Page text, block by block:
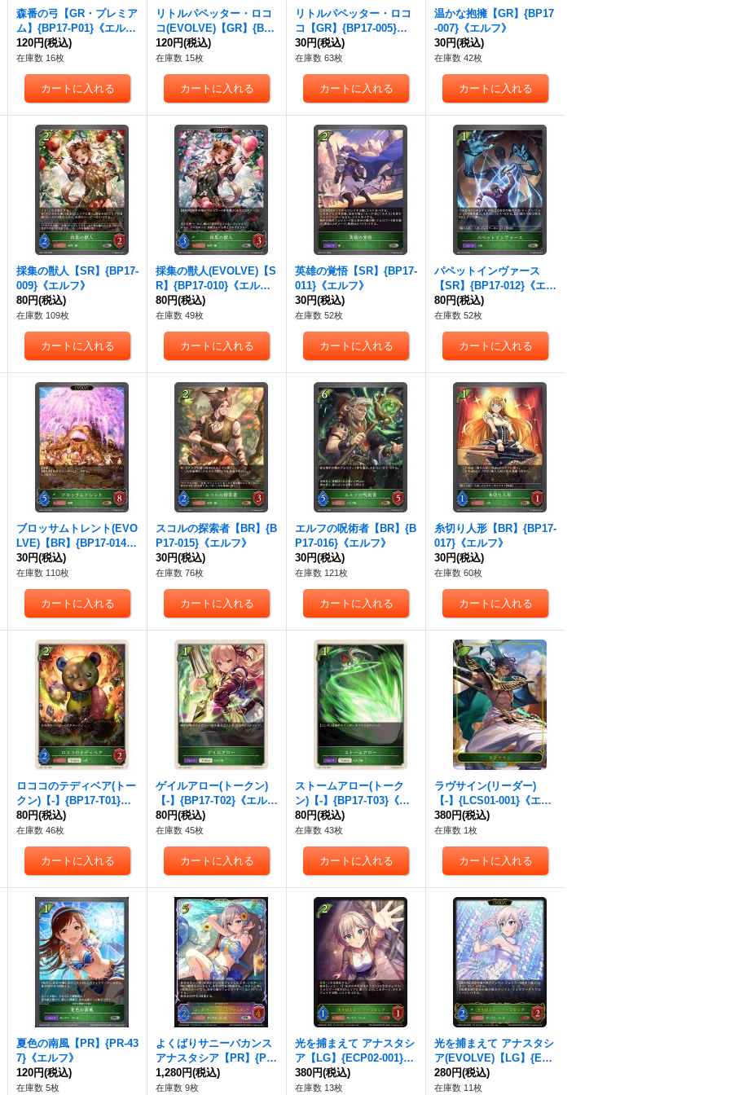
森番の弓【GR・プレミア
ム】{BP17-P01}《エル
フ》
120円(税込)
在庫数 16枚
リトルパペッター・ロコ
コ(EVOLVE)【GR】{BP1
7-006}《エルフ》
120円(税込)
在庫数 15枚
リトルパペッター・ロコ
コ【GR】{BP17-005}
《エルフ》
30円(税込)
在庫数 63枚
温かな抱擁【GR】{BP17
-007}《エルフ》
30円(税込)
在庫数 42枚
採集の獣人【SR】{BP17-
009}《エルフ》
80円(税込)
在庫数 109枚
採集の獣人(EVOLVE)【S
R】{BP17-010}《エル
フ》
80円(税込)
在庫数 49枚
英雄の覚悟【SR】{BP17-
011}《エルフ》
30円(税込)
在庫数 52枚
パペットインヴァース
【SR】{BP17-012}《エル
フ》
80円(税込)
在庫数 52枚
ブロッサムトレント(EVO
LVE)【BR】{BP17-014}
《エルフ》
30円(税込)
在庫数 110枚
スコルの探索者【BR】{B
P17-015}《エルフ》
30円(税込)
在庫数 76枚
エルフの呪術者【BR】{B
P17-016}《エルフ》
30円(税込)
在庫数 121枚
糸切り人形【BR】{BP17-
017}《エルフ》
30円(税込)
在庫数 60枚
ロココのテディベア(トー
クン)【-】{BP17-T01}
《エルフ》
80円(税込)
在庫数 46枚
ゲイルアロー(トークン)
【-】{BP17-T02}《エル
フ》
80円(税込)
在庫数 45枚
ストームアロー(トーク
ン)【-】{BP17-T03}《エ
ルフ》
80円(税込)
在庫数 43枚
ラヴサイン(リーダー)
【-】{LCS01-001}《エル
フ》
380円(税込)
在庫数 1枚
夏色の南風【PR】{PR-43
7}《エルフ》
120円(税込)
在庫数 5枚
よくばりサニーバカンス
アナスタシア【PR】{PR-
435}《エルフ》
1,280円(税込)
在庫数 9枚
光を捕まえて アナスタシ
ア【LG】{ECP02-001}
《エルフ》
380円(税込)
在庫数 13枚
光を捕まえて アナスタシ
ア(EVOLVE)【LG】{ECP
02-002}《エルフ》
280円(税込)
在庫数 11枚